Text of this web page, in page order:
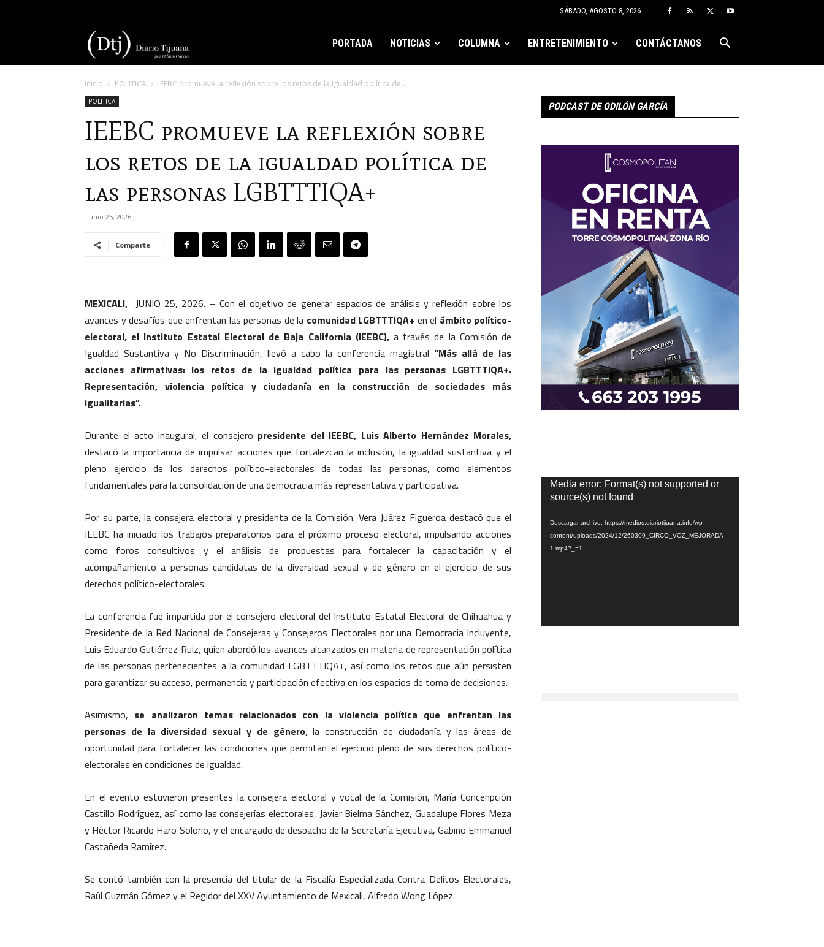
SÁBADO, AGOSTO 8, 2026
Tijuana
PORTADA NOTICIAS COLUMNA ENTRETENIMIENTO CONTÁCTANOS
Inicio POLITICA IEEBC promueve la reflexión sobre los retos de la igualdad política de...
POLITICA
IEEBC promueve la reflexión sobre
los retos de la igualdad política de
las personas LGBTTTIQA+
junio 25, 2026
Comparte
MEXICALI, JUNIO 25, 2026. – Con el objetivo de generar espacios de análisis y reflexión sobre los
avances y desafíos que enfrentan las personas de la comunidad LGBTTTIQA+ en el ámbito político-
electoral, el Instituto Estatal Electoral de Baja California (IEEBC),a través de la Comisión de
Igualdad Sustantiva y No Discriminación, llevó a cabo la conferencia magistral “Más allá de las
acciones afirmativas: los retos de la igualdad política para las personas LGBTTTIQA+.
Representación, violencia política y ciudadanía en la construcción de sociedades más
igualitarias”.
Durante el acto inaugural, el consejero presidente del IEEBC, Luis Alberto Hernández Morales,
destacó la importancia de impulsar acciones que fortalezcan la inclusión, la igualdad sustantiva y el
pleno ejercicio de los derechos político-electorales de todas las personas, como elementos
fundamentales para la consolidación de una democracia más representativa y participativa.
Por su parte, la consejera electoral y presidenta de la Comisión, Vera Juárez Figueroa destacó que el
IEEBC ha iniciado los trabajos preparatorios para el próximo proceso electoral, impulsando acciones
como foros consultivos y el análisis de propuestas para fortalecer la capacitación y el
acompañamiento a personas candidatas de la diversidad sexual y de género en el ejercicio de sus
derechos político-electorales.
La conferencia fue impartida por el consejero electoral del Instituto Estatal Electoral de Chihuahua y
Presidente de la Red Nacional de Consejeras y Consejeros Electorales por una Democracia Incluyente,
Luis Eduardo Gutiérrez Ruiz, quien abordó los avances alcanzados en materia de representación política
de las personas pertenecientes a la comunidad LGBTTTIQA+, así como los retos que aún persisten
para garantizar su acceso, permanencia y participación efectiva en los espacios de toma de decisiones.
Asimismo, se analizaron temas relacionados con la violencia política que enfrentan las
personas de la diversidad sexual y de género, la construcción de ciudadanía y las áreas de
oportunidad para fortalecer las condiciones que permitan el ejercicio pleno de sus derechos político-
electorales en condiciones de igualdad.
En el evento estuvieron presentes la consejera electoral y vocal de la Comisión, María Concenpción
Castillo Rodríguez, así como las consejerías electorales, Javier Bielma Sánchez, Guadalupe Flores Meza
y Héctor Ricardo Haro Solorio, y el encargado de despacho de la Secretaría Ejecutiva, Gabino Emmanuel
Castañeda Ramírez.
Se contó también con la presencia del titular de la Fiscalía Especializada Contra Delitos Electorales,
Raúl Guzmán Gómez y el Regidor del XXV Ayuntamiento de Mexicali, Alfredo Wong López.
PODCAST DE ODILÓN GARCÍA
Reproductor
de
Media error: Format(s) not supported or
source(s) not found
Descargar archivo: https://medios.diariotijuana.info/wp-
content/uploads/2024/12/260309_CIRCO_VOZ_MEJORADA-
1.mp4?_=1